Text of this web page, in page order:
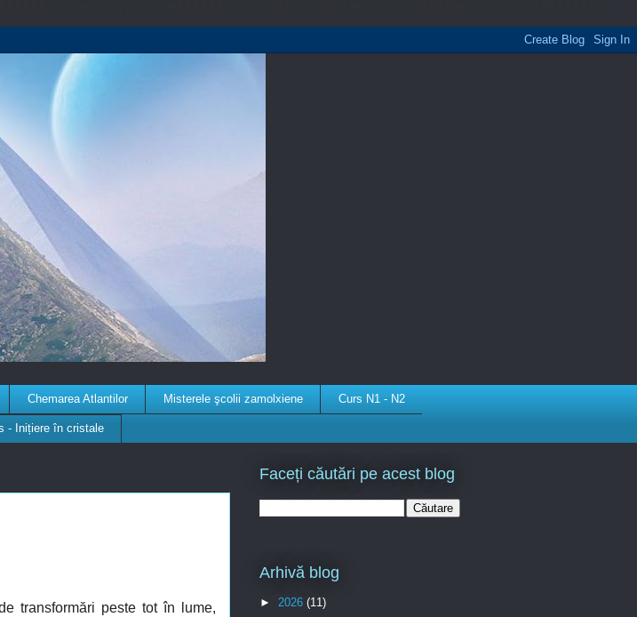
Chemarea Atlantilor Misterele şcolii zamolxiene Curs N1 - N2
- Inițiere în cristale
transformări peste tot în lume,
Faceți căutări pe acest blog
Arhivă blog
► 2026 (11)